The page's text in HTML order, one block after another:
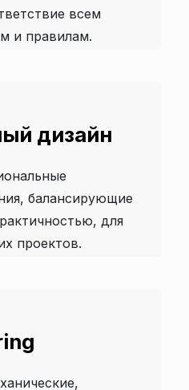
всем
и правилам.
дизайн
балансирующие
для
проектов.